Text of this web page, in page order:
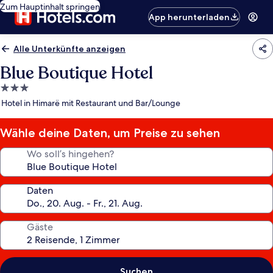
Zum Hauptinhalt springen
App herunterladen
Alle Unterkünfte anzeigen
Blue Boutique Hotel
3.0-
Sterne-
Hotel in Himarë mit Restaurant und Bar/Lounge
Wähle deine Daten, um Preise zu sehen
Wo soll’s hingehen?
Daten
Gäste